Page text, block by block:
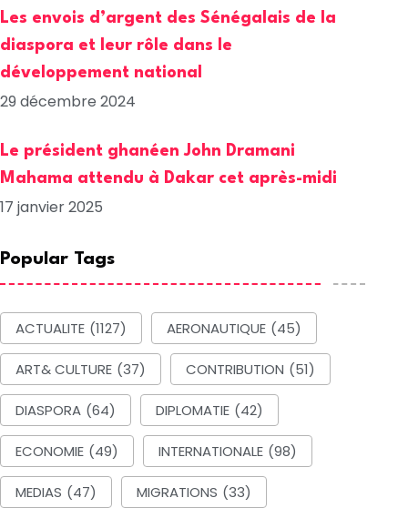
Les envois d’argent des Sénégalais de la
diaspora et leur rôle dans le
développement national
29 décembre 2024
Le président ghanéen John Dramani
Mahama attendu à Dakar cet après-midi
17 janvier 2025
Popular Tags
ACTUALITE (1127) AERONAUTIQUE (45)
ART& CULTURE (37) CONTRIBUTION (51)
DIASPORA (64) DIPLOMATIE (42)
ECONOMIE (49) INTERNATIONALE (98)
MEDIAS (47) MIGRATIONS (33)